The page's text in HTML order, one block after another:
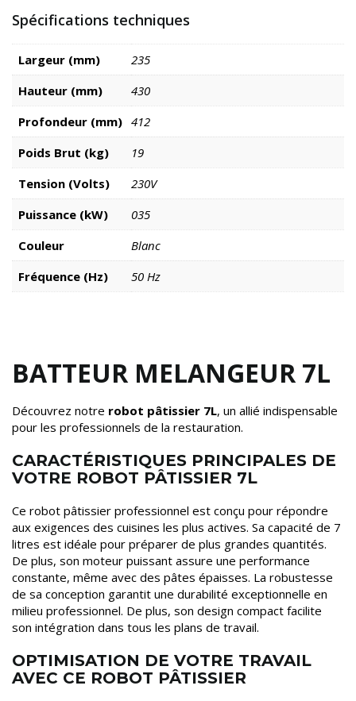
Spécifications techniques
Largeur (mm)
235
Hauteur (mm)
430
Profondeur (mm) 412
Poids Brut (kg)
19
Tension (Volts)
230V
Puissance (kW)
035
Couleur
Blanc
Fréquence (Hz)
50 Hz
BATTEUR MELANGEUR 7L
Découvrez notre robot pâtissier 7L, un allié indispensable
pour les professionnels de la restauration.
CARACTÉRISTIQUES PRINCIPALES DE
VOTRE ROBOT PÂTISSIER 7L
Ce robot pâtissier professionnel est conçu pour répondre
aux exigences des cuisines les plus actives. Sa capacité de 7
litres est idéale pour préparer de plus grandes quantités.
De plus, son moteur puissant assure une performance
constante, même avec des pâtes épaisses. La robustesse
de sa conception garantit une durabilité exceptionnelle en
milieu professionnel. De plus, son design compact facilite
son intégration dans tous les plans de travail.
OPTIMISATION DE VOTRE TRAVAIL
AVEC CE ROBOT PÂTISSIER